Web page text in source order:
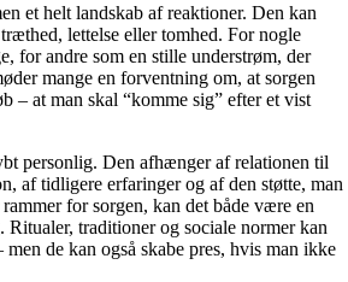
et helt landskab af reaktioner. Den kan
lettelse eller tomhed. For nogle
for andre som en stille understrøm, der
mange en forventning om, at sorgen
– at man skal “komme sig” efter et vist
personlig. Den afhænger af relationen til
af tidligere erfaringer og af den støtte, man
for sorgen, kan det både være en
traditioner og sociale normer kan
de kan også skabe pres, hvis man ikke